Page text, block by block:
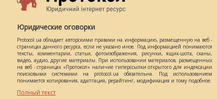
Юридические оговорки
Protocol.ua обладает авторскими правами на информацию, размещенную на веб -
страницах данного ресурса, если не указано иное. Под информацией понимаются
тексты, комментарии, статьи, фотоизображения, рисунки, ящик-шота, сканы,
видео, аудио, другие материалы. При использовании материалов, размещенных
на веб - страницах «Протокол» наличие гиперссылки открытого для индексации
поисковыми системами на protocol.ua обязательна. Под использованием
понимается копирования, адаптация, рерайтинг, модификация и тому подобное.
Полный текст